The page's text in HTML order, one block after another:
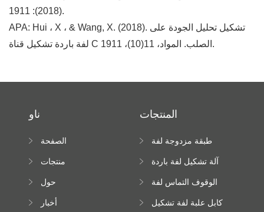
(2018): 1911.
APA: Hui ، X ، & Wang, X. (2018). تشكيل تحليل الجودة على
لفة باردة تشكيل قناة C الصلب. المواد، 11(10)، 1911.
ناو
الصفحة
منتجات
حول
أخبار
المنتجات
طبقة مزدوجة لفة
آلة تشكيل لفة باردة
الوقوف التماس لفة
كابل علبة لفة تشكيل